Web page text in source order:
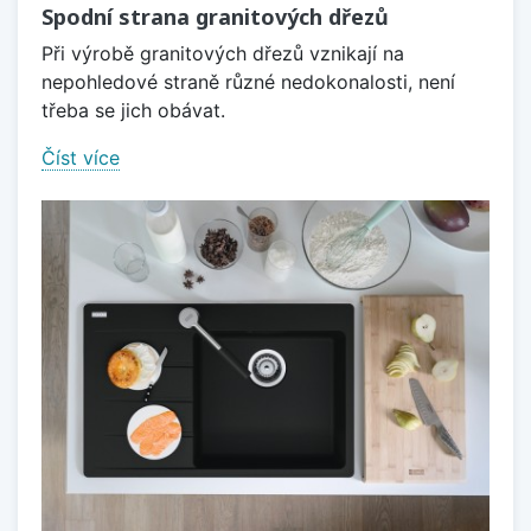
Spodní strana granitových dřezů
Při výrobě granitových dřezů vznikají na
nepohledové straně různé nedokonalosti, není
třeba se jich obávat.
Číst více